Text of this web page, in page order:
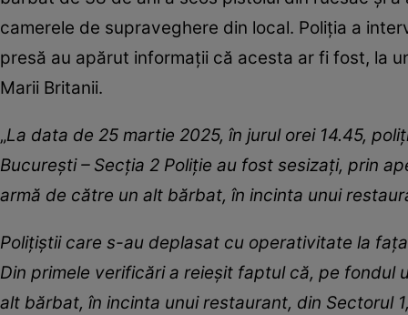
camerele de supraveghere din local. Poliția a
presă au apărut informații că acesta ar fi fost, la
Marii Britanii.
„La data de 25 martie 2025, în jurul orei 14.45,
București – Secția 2 Poliție au fost sesizați, prin
armă de către un alt bărbat, în incinta unui
Polițiștii care s-au deplasat cu operativitate la
Din primele verificări a reieșit faptul că, pe
alt bărbat, în incinta unui restaurant, din Sectorul